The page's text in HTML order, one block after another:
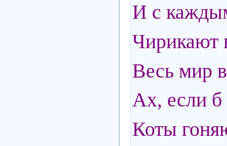
И с
Чирикают
Весь мир
Ах, если б
Коты